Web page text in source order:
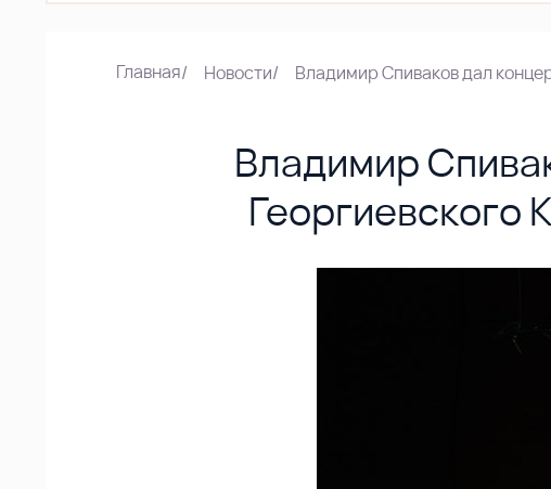
Главная/ Новости/ Владимир Спиваков дал
Владимир
Георгиевского